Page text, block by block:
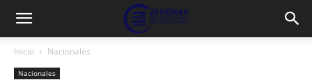
Inicio Nacionales
Nacionales